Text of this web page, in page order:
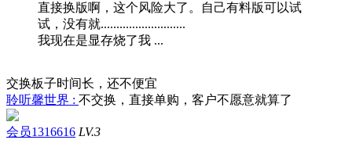
直接换版啊，这个风险大了。自己有料版可以试
试，没有就...........................
我现在是显存烧了我 ...
交换板子时间长，还不便宜
聆听馨世界 : 不交换，直接单购，客户不愿意就算了
会员1316616 LV.3